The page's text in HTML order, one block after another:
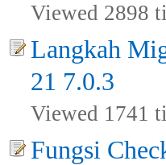
Viewed 2898
Langkah
21 7.0.3
Viewed 1741
Fungsi